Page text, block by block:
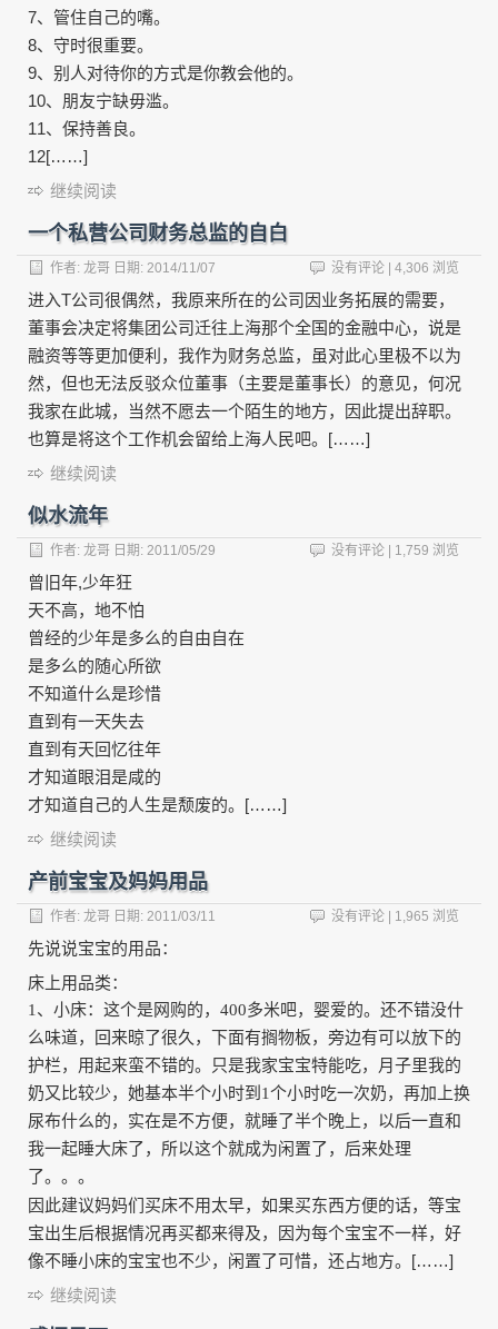
7、管住自己的嘴。
8、守时很重要。
9、别人对待你的方式是你教会他的。
10、朋友宁缺毋滥。
11、保持善良。
12[……]
继续阅读
一个私营公司财务总监的自白
作者: 龙哥 日期: 2014/11/07 没有评论 | 4,306 浏览
进入T公司很偶然，我原来所在的公司因业务拓展的需要，
董事会决定将集团公司迁往上海那个全国的金融中心，说是
融资等等更加便利，我作为财务总监，虽对此心里极不以为
然，但也无法反驳众位董事（主要是董事长）的意见，何况
我家在此城，当然不愿去一个陌生的地方，因此提出辞职。
也算是将这个工作机会留给上海人民吧。[……]
继续阅读
似水流年
作者: 龙哥 日期: 2011/05/29 没有评论 | 1,759 浏览
曾旧年,少年狂
天不高，地不怕
曾经的少年是多么的自由自在
是多么的随心所欲
不知道什么是珍惜
直到有一天失去
直到有天回忆往年
才知道眼泪是咸的
才知道自己的人生是颓废的。[……]
继续阅读
产前宝宝及妈妈用品
作者: 龙哥 日期: 2011/03/11 没有评论 | 1,965 浏览
先说说宝宝的用品：
床上用品类：
1 、小床：这个是网购的， 400多米吧，婴爱的。还不错没什
么味道，回来晾了很久，下面有搁物板，旁边有可以放下的
护栏，用起来蛮不错的。只是我家宝宝特能吃，月子里我的
奶又比较少，她基本半个小时到 1个小时吃一次奶，再加上换
尿布什么的，实在是不方便，就睡了半个晚上，以后一直和
我一起睡大床了，所以这个就成为闲置了，后来处理
了。。。
因此建议妈妈们买床不用太早，如果买东西方便的话，等宝
宝出生后根据情况再买都来得及，因为每个宝宝不一样，好
像不睡小床的宝宝也不少，闲置了可惜，还占地方。[……]
继续阅读